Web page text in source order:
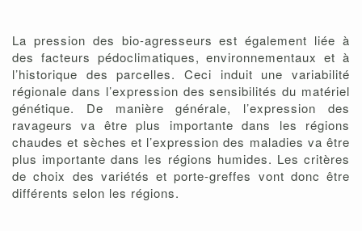
La pression des bio-agresseurs est également liée à
des facteurs pédoclimatiques, environnementaux et à
l’historique des parcelles. Ceci induit une variabilité
régionale dans l’expression des sensibilités du matériel
génétique. De manière générale, l’expression des
ravageurs va être plus importante dans les régions
chaudes et sèches et l’expression des maladies va être
plus importante dans les régions humides. Les critères
de choix des variétés et porte-greffes vont donc être
différents selon les régions.